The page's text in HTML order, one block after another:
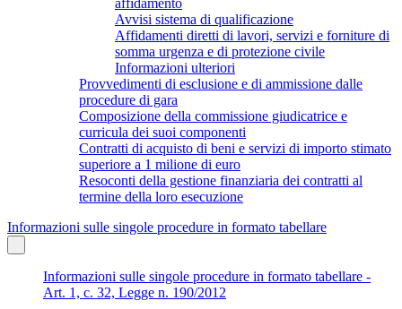
Avvisi sistema di qualificazione
Affidamenti diretti di lavori, servizi e forniture di
somma urgenza e di protezione civile
Informazioni ulteriori
Provvedimenti di esclusione e di ammissione dalle
procedure di gara
Composizione della commissione giudicatrice e
curricula dei suoi componenti
Contratti di acquisto di beni e servizi di importo stimato
superiore a 1 milione di euro
Resoconti della gestione finanziaria dei contratti al
termine della loro esecuzione
Informazioni sulle singole procedure in formato tabellare
Informazioni sulle singole procedure in formato tabellare -
Art. 1, c. 32, Legge n. 190/2012